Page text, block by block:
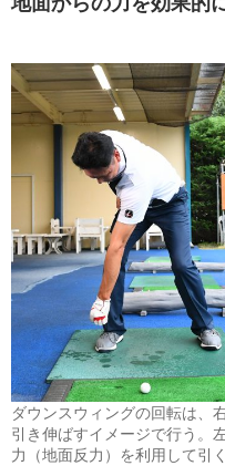
ダウンスウィングの回転は、
引き伸ばすイメージで行う。
力（地面反力）を利用して引